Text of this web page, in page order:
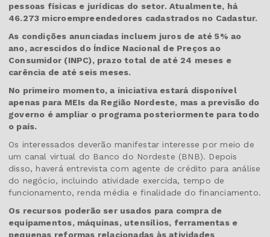
pessoas físicas e jurídicas do setor. Atualmente, há
46.273 microempreendedores cadastrados no Cadastur.
As condições anunciadas incluem juros de até 5% ao
ano, acrescidos do Índice Nacional de Preços ao
Consumidor (INPC), prazo total de até 24 meses e
carência de até seis meses.
No primeiro momento, a iniciativa estará disponível
apenas para MEIs da Região Nordeste, mas a previsão do
governo é ampliar o programa posteriormente para todo
o país.
Os interessados deverão manifestar interesse por meio de
um canal virtual do Banco do Nordeste (BNB). Depois
disso, haverá entrevista com agente de crédito para análise
do negócio, incluindo atividade exercida, tempo de
funcionamento, renda média e finalidade do financiamento.
Os recursos poderão ser usados para compra de
equipamentos, máquinas, utensílios, ferramentas e
pequenas reformas relacionadas às atividades